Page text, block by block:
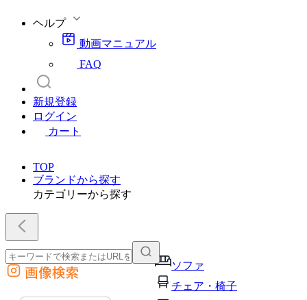
ヘルプ
動画マニュアル
FAQ
新規登録
ログイン
カート
TOP
ブランドから探す
カテゴリーから探す
ソファ
チェア・椅子
外部サイトの商品をカートに追加
他のサイトで見つけた商品ページのURLを貼り付けて、カートに追加できます
画像検索